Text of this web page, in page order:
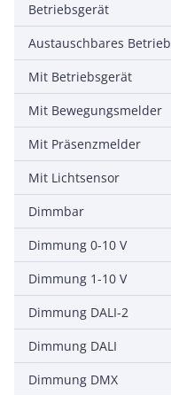
Betriebsgerät
Mit Betriebsgerät
Mit Bewegungsmelder
Mit Präsenzmelder
Mit Lichtsensor
Dimmbar
Dimmung 0-10 V
Dimmung 1-10 V
Dimmung DALI-2
Dimmung DALI
Dimmung DMX